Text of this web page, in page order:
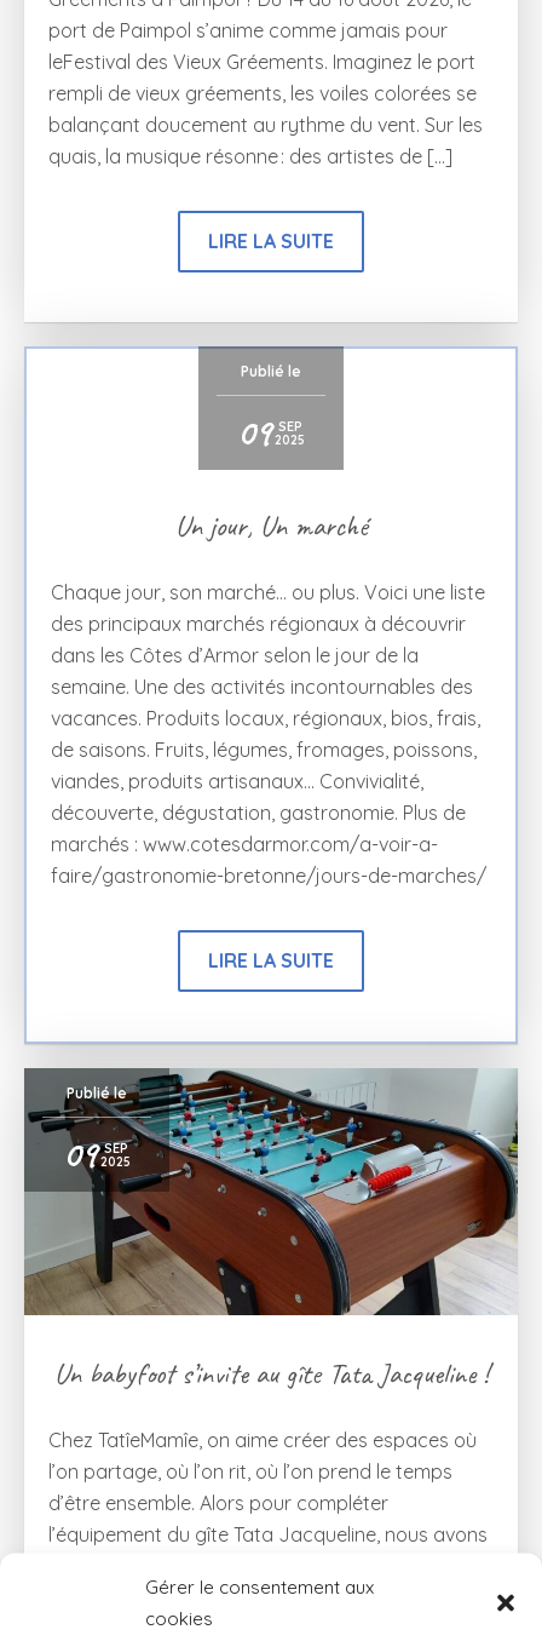
Gérer le consentement aux
cookies
port de Paimpol s’anime comme jamais pour
leFestival des Vieux Gréements. Imaginez le port
rempli de vieux gréements, les voiles colorées se
balançant doucement au rythme du vent. Sur les
quais, la musique résonne : des artistes de […]
LIRE LA SUITE
Publié le
09 SEP
2025
Un jour, Un marché
Chaque jour, son marché… ou plus. Voici une liste
des principaux marchés régionaux à découvrir
dans les Côtes d’Armor selon le jour de la
semaine. Une des activités incontournables des
vacances. Produits locaux, régionaux, bios, frais,
de saisons. Fruits, légumes, fromages, poissons,
viandes, produits artisanaux… Convivialité,
découverte, dégustation, gastronomie. Plus de
marchés : www.cotesdarmor.com/a-voir-a-
faire/gastronomie-bretonne/jours-de-marches/
LIRE LA SUITE
Publié le
09 SEP
2025
Un babyfoot s’invite au gîte Tata Jacqueline !
Chez TatîeMamîe, on aime créer des espaces où
l’on partage, où l’on rit, où l’on prend le temps
d’être ensemble. Alors pour compléter
l’équipement du gîte Tata Jacqueline, nous avons
de détente ! Matchs amicaux ou grandes
compétitions de babyfoot ? Que vous soyez un